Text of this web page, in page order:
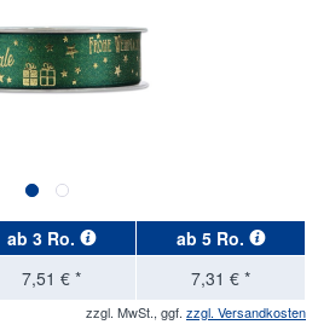
ab 3 Ro. ab 5 Ro.
7,51 € * 7,31 € *
zzgl. MwSt., ggf. zzgl. Versandkosten